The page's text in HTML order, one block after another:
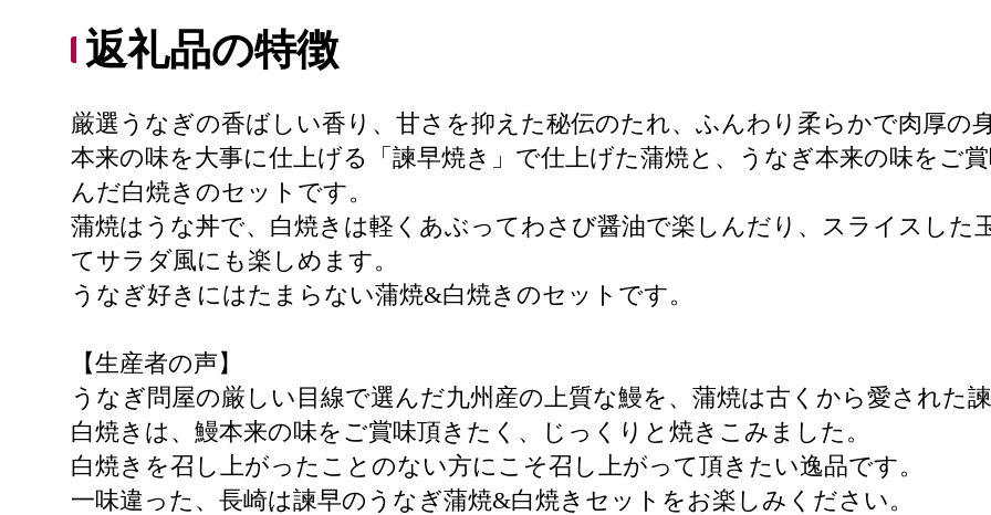
返礼品の特徴
厳選うなぎの香ばしい香り、甘さを抑えた秘伝のたれ、ふんわり柔らかで肉厚の
本来の味を大事に仕上げる「諫早焼き」で仕上げた蒲焼と、うなぎ本来の味をご
んだ白焼きのセットです。
蒲焼はうな丼で、白焼きは軽くあぶってわさび醤油で楽しんだり、スライスした
てサラダ風にも楽しめます。
うなぎ好きにはたまらない蒲焼&白焼きのセットです。
【生産者の声】
うなぎ問屋の厳しい目線で選んだ九州産の上質な鰻を、蒲焼は古くから愛された
白焼きは、鰻本来の味をご賞味頂きたく、じっくりと焼きこみました。
白焼きを召し上がったことのない方にこそ召し上がって頂きたい逸品です。
一味違った、長崎は諫早のうなぎ蒲焼&白焼きセットをお楽しみください。